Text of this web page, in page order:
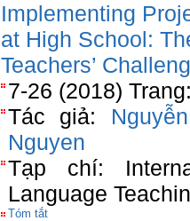
Implementing
at High School:
Teachers’
7-26 (2018)
Tác giả:
Nguyen
Tạp chí:
Language
Tóm tắt